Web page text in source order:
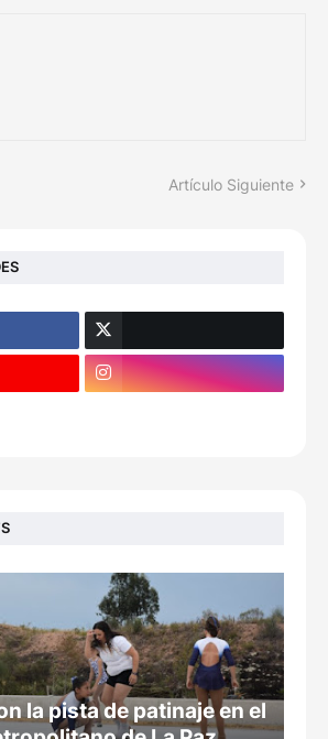
Artículo Siguiente
la pista de patinaje en el